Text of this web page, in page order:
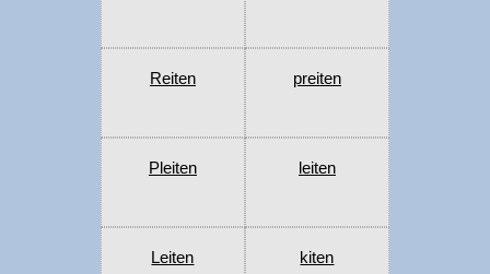
Reiten preiten
Pleiten leiten
Leiten kiten